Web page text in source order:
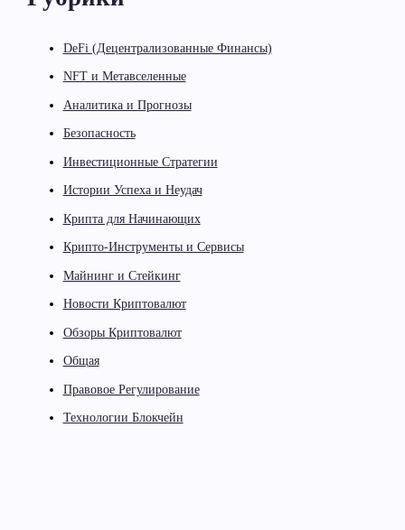
DeFi (Децентрализованные Финансы)
NFT и Метавселенные
Аналитика и Прогнозы
Безопасность
Инвестиционные Стратегии
Истории Успеха и Неудач
Крипта для Начинающих
Крипто-Инструменты и Сервисы
Майнинг и Стейкинг
Новости Криптовалют
Обзоры Криптовалют
Общая
Правовое Регулирование
Технологии Блокчейн